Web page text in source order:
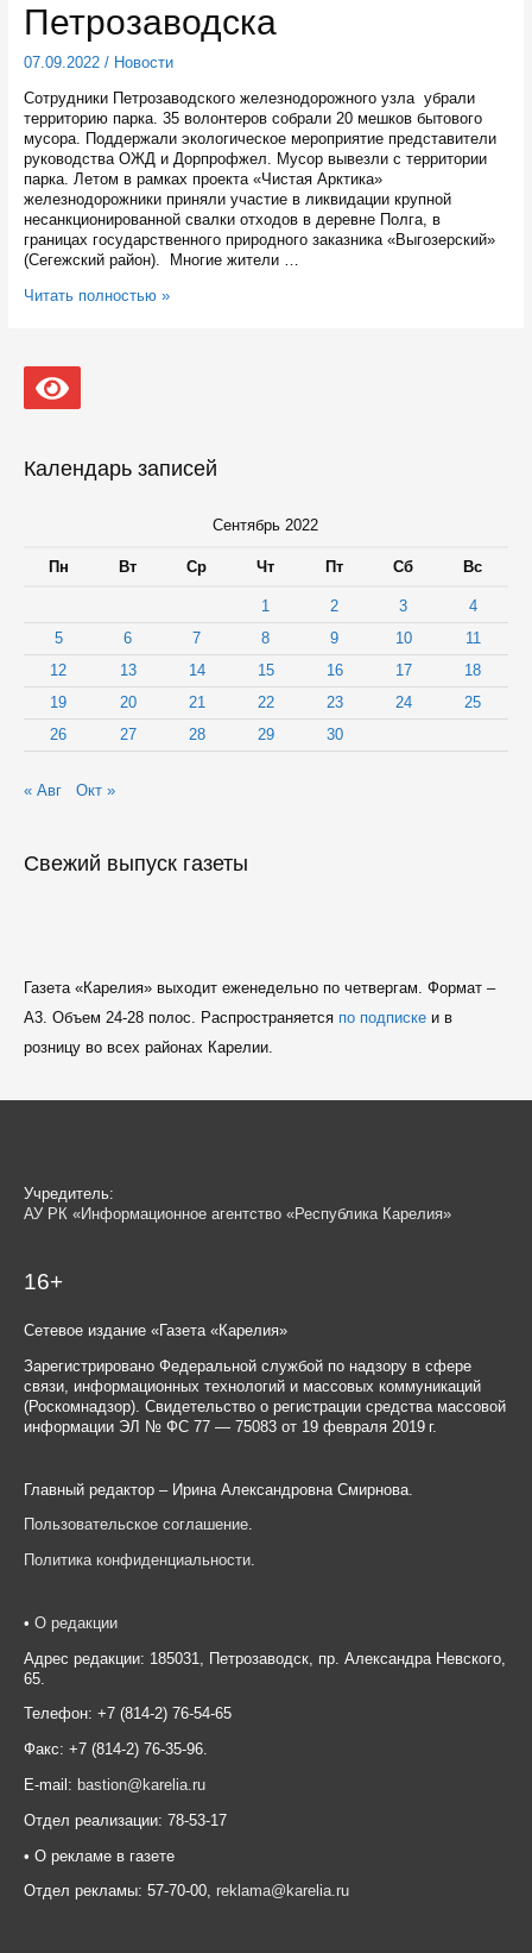
Петрозаводска
07.09.2022/ Новости
Сотрудники Петрозаводского железнодорожного узла убрали
территорию парка. 35 волонтеров собрали 20 мешков бытового
мусора. Поддержали экологическое мероприятие представители
руководства ОЖД и Дорпрофжел. Мусор вывезли с территории
парка. ​Летом в рамках проекта «Чистая Арктика»
железнодорожники приняли участие в ликвидации крупной
несанкционированной свалки отходов в деревне Полга, в
границах государственного природного заказника «Выгозерский»
(Сегежский район). Многие жители …
Экологический
парке
Железнодорожников
Читать полностью »
Календарь записей
Сентябрь 2022
Пн Вт Ср Чт Пт Сб Вс
1 2 3
4
5
6 7 8 9 10
11
12
13 14 15 16 17
18
19
20 21 22 23 24
25
26
27 28 29 30
« Авг Окт »
Свежий выпуск газеты
Газета «Карелия» выходит еженедельно по четвергам. Формат –
A3. Объем 24-28 полос. Распространяется по подпискеи в
розницу во всех районах Карелии.
Учредитель:
АУ РК «Информационное агентство «Республика Карелия»
16+
Сетевое издание «Газета «Карелия»
Зарегистрировано Федеральной службой по надзору в сфере
связи, информационных технологий и массовых коммуникаций
(Роскомнадзор). Свидетельство о регистрации средства массовой
информации ЭЛ № ФС 77 — 75083 от 19 февраля 2019 г.
Главный редактор – Ирина Александровна Смирнова.
Пользовательское соглашение.
Политика конфиденциальности.
• О редакции
Адрес редакции: 185031, Петрозаводск, пр. Александра Невского,
65.
Телефон: +7 (814-2) 76-54-65
Факс: +7 (814-2) 76-35-96.
E-mail: bastion@karelia.ru
Отдел реализации: 78-53-17
• О рекламе в газете
Отдел рекламы: 57-70-00, reklama@karelia.ru